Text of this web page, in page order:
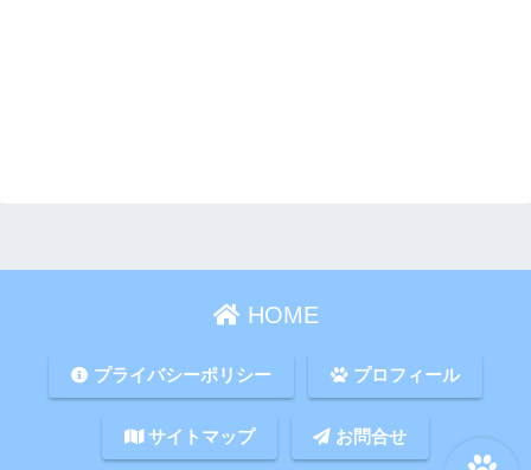
HOME
プライバシーポリシー プロフィール
サイトマップ お問合せ